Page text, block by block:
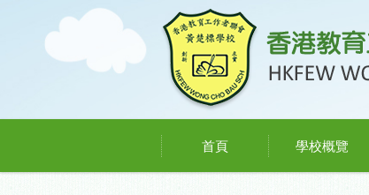
首頁 學校概覽